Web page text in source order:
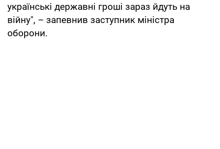
українські державні гроші зараз йдуть на
війну", – запевнив заступник міністра
оборони.